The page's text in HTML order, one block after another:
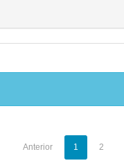
Anterior 1 2